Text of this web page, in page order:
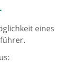
eines